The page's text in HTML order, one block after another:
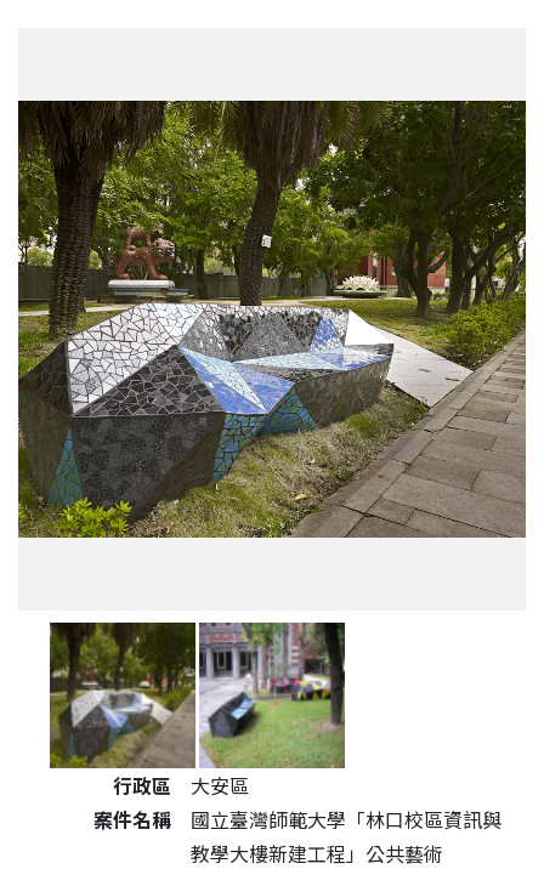
公共藝術作品詳細資料
行政區
大安區
案件名稱
國立臺灣師範大學「林口校區資訊與
教學大樓新建工程」公共藝術